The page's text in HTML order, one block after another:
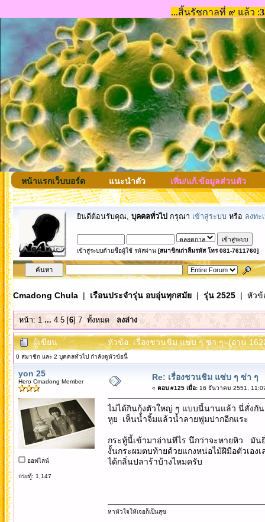
หน้าแรกเว็บบอร์ด แนะนำตัว เพิ่ม/แก้.ข้อมูลส่วนตัว
ยินดีต้อนรับคุณ, บุคคลทั่วไป กรุณา เข้าสู่ระบบ หรือ ลงทะ
เข้าสู่ระบบด้วยชื่อผู้ใช้ รหัสผ่าน [สมาชิกเก่าลืมรหัส โทร 081-7611760]
Cmadong Chula| เรือนประจำรุ่น อบอุ่นทุกสมัย| รุ่น 2525| หัวข้
หน้า:1 ... 4 5[6] 7 ทั้งหมด ลงล่าง
ผู้เขียน หัวข้อ: เรื่องชวนชิม แซ่บ ๆ ซ่า ๆ (อ่าน
0 สมาชิก และ 2 บุคคลทั่วไป กำลังดูหัวข้อนี้
yon 25
Hero Cmadong Member
ออฟไลน์
กระทู้: 1,147
Re: เรื่องชวนชิม แซ่บ ๆ ซ่า ๆ
« ตอบ #125 เมื่อ:16 ธันวาคม 2551,
ไม่ได้กินกุ้งตัวใหญ่ ๆ แบบนี้นานแล้ว นี่สั่งกัน
หูย เห็นน้ำจิ้มแล้วน้ำลายฟูมปากอีกแระ
กระทู้นี้เข้ามาอ่านทีไร นึกว่าจะหายหิว มัน
งั้นกระผมตบท้ายด้วยแกงหน่อไม้ฝีมือตัวเอง
ได้กลิ่นปลาร้าบ้างไหมครับ
หาหัวใจให้เจอก็เป็นสุข